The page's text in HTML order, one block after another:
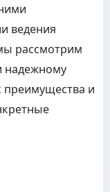
ведения
рассмотрим
надежному
и